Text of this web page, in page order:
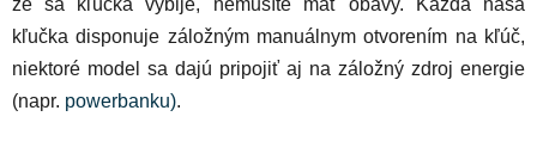
kľučka disponuje záložným manuálnym otvorením na kľúč,
niektoré model sa dajú pripojiť aj na záložný zdroj energie
(napr. powerbanku).